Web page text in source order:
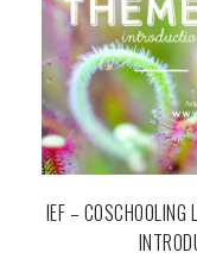
IEF –